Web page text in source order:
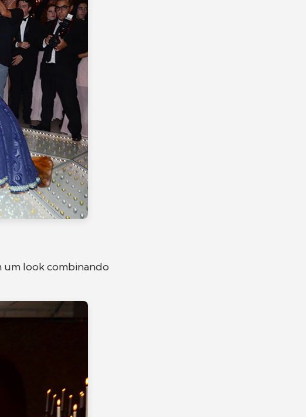
um look combinando